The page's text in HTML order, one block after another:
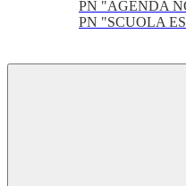
PN "AGENDA
PN "SCUOLA